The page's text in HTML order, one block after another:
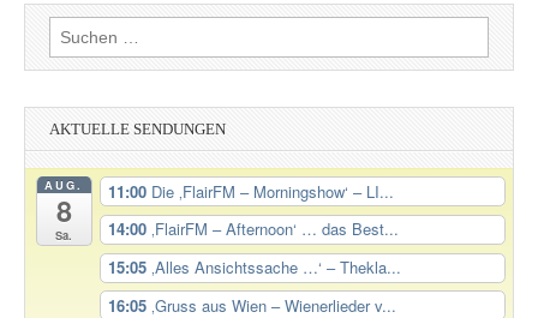
Suchen
nach:
AKTUELLE SENDUNGEN
AUG.
8
Sa.
11:00 Die ‚FlairFM – Morningshow‘ – LI...
14:00 ‚FlairFM – Afternoon‘ … das Best...
15:05 ‚Alles Ansichtssache …‘ – Thekla...
16:05 ‚Gruss aus Wien – Wienerlieder v...